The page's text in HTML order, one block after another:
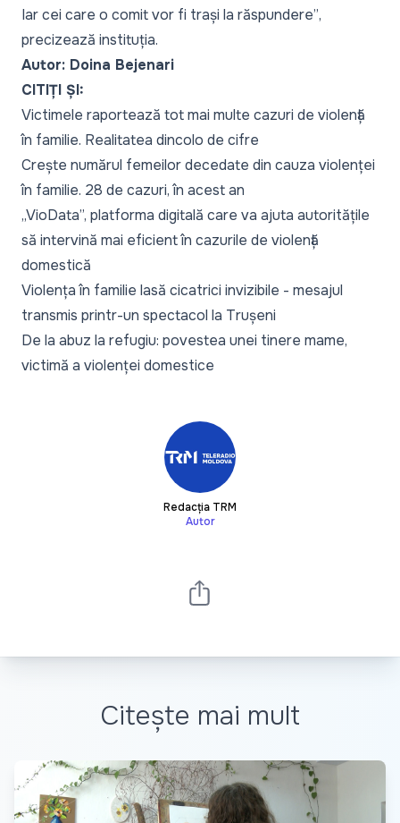
Iar cei care o comit vor fi trași la răspundere”,
precizează instituția.
Autor: Doina Bejenari
CITIȚI ȘI:
Victimele raportează tot mai multe cazuri de violență
în familie. Realitatea dincolo de cifre
Crește numărul femeilor decedate din cauza violenței
în familie. 28 de cazuri, în acest an
„VioData”, platforma digitală care va ajuta autoritățile
să intervină mai eficient în cazurile de violență
domestică
Violența în familie lasă cicatrici invizibile - mesajul
transmis printr-un spectacol la Trușeni
De la abuz la refugiu: povestea unei tinere mame,
victimă a violenței domestice
Redacția TRM
Autor
Citește mai mult